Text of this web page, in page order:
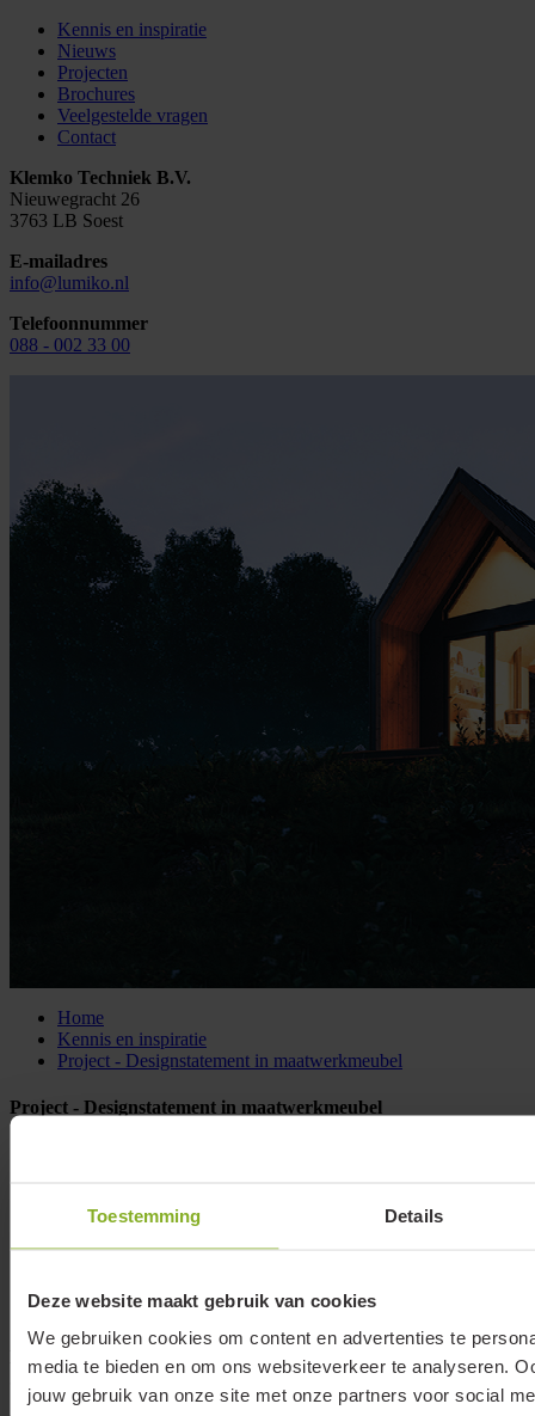
Toestemming Details
Deze website maakt gebruik van cookies
We gebruiken cookies om content en advertenties te
media te bieden en om ons websiteverkeer te analyseren.
jouw gebruik van onze site met onze partners voor social
Kennis en inspiratie
Nieuws
Projecten
Brochures
Veelgestelde vragen
Contact
Klemko Techniek B.V.
Nieuwegracht 26
3763 LB Soest
E-mailadres
info@lumiko.nl
Telefoonnummer
088 - 002 33 00
Home
Kennis en inspiratie
Project - Designstatement in maatwerkmeubel
Project - Designstatement in maatwerkmeubel
Klemko Techniek B.V.
Nieuwegracht 26
3763 LB Soest